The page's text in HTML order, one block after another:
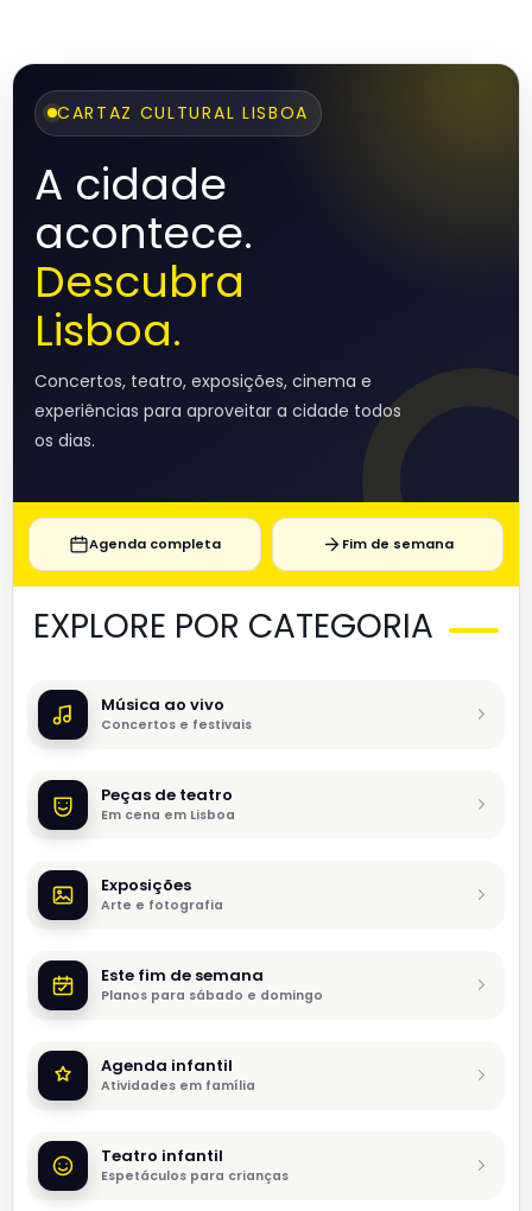
CARTAZ CULTURAL LISBOA
A cidade
acontece.
Descubra
Lisboa.
Concertos, teatro, exposições, cinema e
experiências para aproveitar a cidade todos
os dias.
Agenda completa Fim de semana
EXPLORE POR CATEGORIA
Música ao vivo
Concertos e festivais
Peças de teatro
Em cena em Lisboa
Exposições
Arte e fotografia
Este fim de semana
Planos para sábado e domingo
Agenda infantil
Atividades em família
Teatro infantil
Espetáculos para crianças